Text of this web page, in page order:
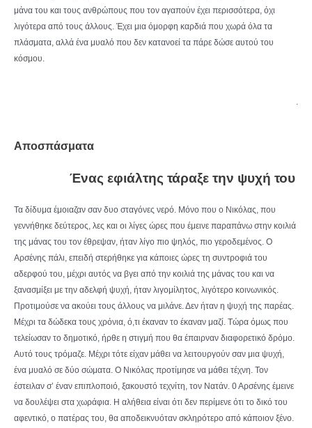
μάνα του και τους ανθρώπους που τον αγαπούν έχει περισσότερα, όχι
λιγότερα από τους άλλους. Έχει μια όμορφη καρδιά που χωρά όλα τα
πλάσματα, αλλά ένα μυαλό που δεν κατανοεί τα πάρε δώσε αυτού του
κόσμου.
Αποσπάσματα
Ένας εφιάλτης τάραξε την ψυχή του
Τα δίδυμα έμοιαζαν σαν δυο σταγόνες νερό. Μόνο που ο Νικόλας, που
γεννήθηκε δεύτερος, λες και οι λίγες ώρες που έμεινε παραπάνω στην κοιλιά
της μάνας του τον έθρεψαν, ήταν λίγο πιο ψηλός, πιο γεροδεμένος. Ο
Αρσένης πάλι, επειδή στερήθηκε για κάποιες ώρες τη συντροφιά του
αδερφού του, μέχρι αυτός να βγει από την κοιλιά της μάνας του και να
ξανασμίξει με την αδελφή ψυχή, ήταν λιγομίλητος, λιγότερο κοινωνικός.
Προτιμούσε να ακούει τους άλλους να μιλάνε. Δεν ήταν η ψυχή της παρέας.
Μέχρι τα δώδεκα τους χρόνια, ό,τι έκαναν το έκαναν μαζί. Τώρα όμως που
τελείωσαν το δημοτικό, ήρθε η στιγμή που θα έπαιρναν διαφορετικό δρόμο.
Αυτό τους τρόμαζε. Μέχρι τότε είχαν μάθει να λειτουργούν σαν μια ψυχή,
ένα μυαλό σε δύο σώματα. Ο Νικόλας προτίμησε να μάθει τέχνη. Τον
έστειλαν σ’ έναν επιπλοποιό, ξακουστό τεχνίτη, τον Νατάν. 0 Αρσένης έμεινε
να δουλέψει στα χωράφια. Η αλήθεια είναι ότι δεν περίμενε ότι το δικό του
αφεντικό, ο πατέρας του, θα αποδεικνυόταν σκληρότερο από κάποιον ξένο.